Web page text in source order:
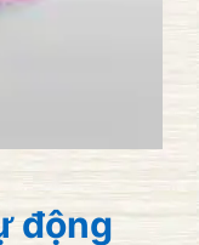
động